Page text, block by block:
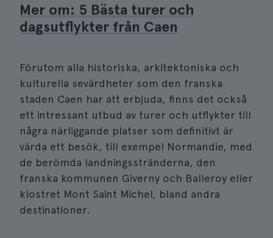
Mer om: 5 Bästa turer och
dagsutflykter från Caen
Förutom alla historiska, arkitektoniska och
kulturella sevärdheter som den franska
staden Caen har att erbjuda, finns det också
ett intressant utbud av turer och utflykter till
några närliggande platser som definitivt är
värda ett besök, till exempel Normandie, med
de berömda landningsstränderna, den
franska kommunen Giverny och Balleroy eller
klostret Mont Saint Michel, bland andra
destinationer.